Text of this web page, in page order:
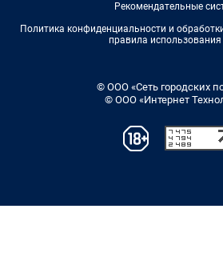
Рекомендательные
Политика конфиденциальности и
правила использования
© ООО «Сеть городских
© ООО «Интернет